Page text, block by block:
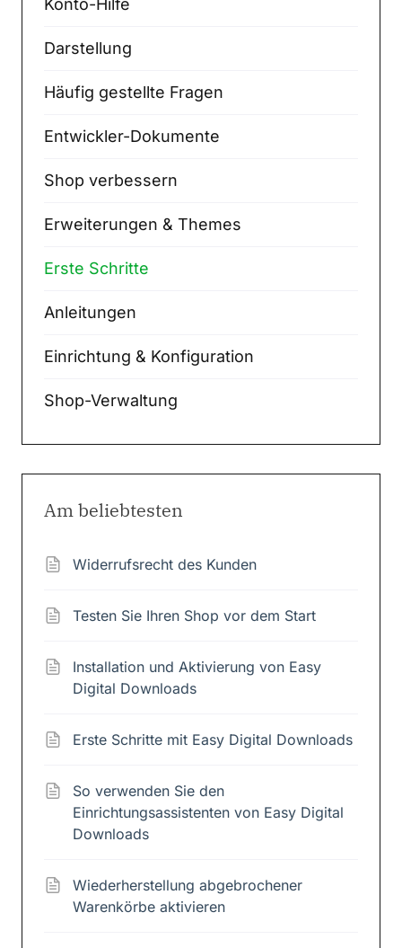
Konto-Hilfe
Darstellung
Häufig gestellte Fragen
Entwickler-Dokumente
Shop verbessern
Erweiterungen & Themes
Erste Schritte
Anleitungen
Einrichtung & Konfiguration
Shop-Verwaltung
Am beliebtesten
Widerrufsrecht des Kunden
Testen Sie Ihren Shop vor dem Start
Installation und Aktivierung von Easy
Digital Downloads
Erste Schritte mit Easy Digital Downloads
So verwenden Sie den
Einrichtungsassistenten von Easy Digital
Downloads
Wiederherstellung abgebrochener
Warenkörbe aktivieren